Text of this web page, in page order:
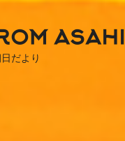
ASAHI
だより